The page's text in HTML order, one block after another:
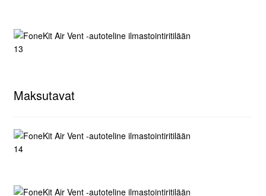
Maksutavat